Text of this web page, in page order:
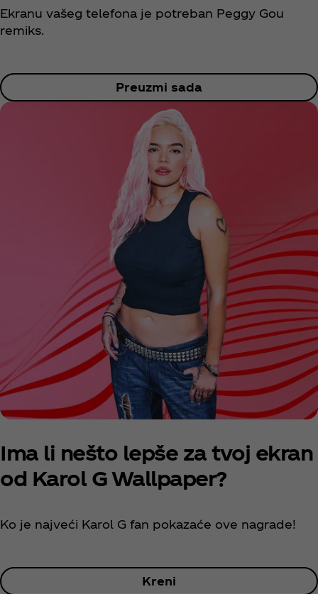
Ekranu vašeg telefona je potreban Peggy Gou
remiks.
Preuzmi sada
Ima li nešto lepše za tvoj ekran
od Karol G Wallpaper?
Ko je najveći Karol G fan pokazaće ove nagrade!
Kreni